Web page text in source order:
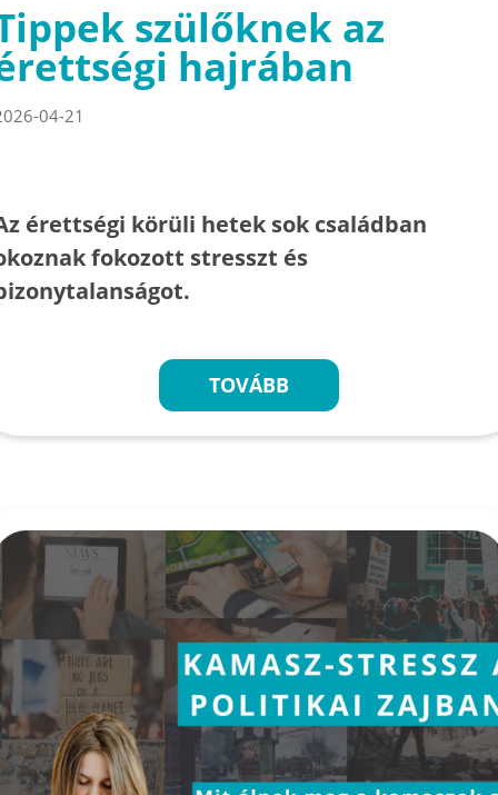
szülőknek az
hajrában
04-21
érettségi körüli hetek sok családban
fokozott stresszt és
TOVÁBB